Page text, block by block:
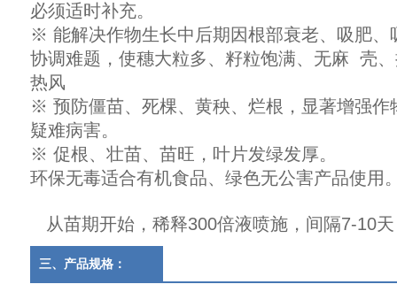
必须适时补充。
※ 能解决作物生长中后期因根部衰老、吸肥、
协调难题，使穗大粒多、籽粒饱满、无麻 壳
热风
※ 预防僵苗、死棵、黄秧、烂根，显著增强作
疑难病害。
※ 促根、壮苗、苗旺，叶片发绿发厚。
环保无毒适合有机食品、绿色无公害产品使用
从苗期开始，稀释300倍液喷施，间隔7-10
三、产品规格：